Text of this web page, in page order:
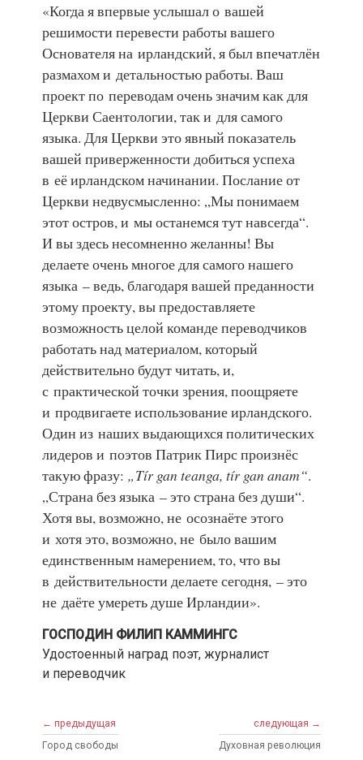
«Когда я впервые услышал о вашей
решимости перевести работы вашего
Основателя на ирландский, я был впечатлён
размахом и детальностью работы. Ваш
проект по переводам очень значим как для
Церкви Саентологии, так и для самого
языка. Для Церкви это явный показатель
вашей приверженности добиться успеха
в её ирландском начинании. Послание от
Церкви недвусмысленно: „Мы понимаем
этот остров, и мы останемся тут навсегда“.
И вы здесь несомненно желанны! Вы
делаете очень многое для самого нашего
языка – ведь, благодаря вашей преданности
этому проекту, вы предоставляете
возможность целой команде переводчиков
работать над материалом, который
действительно будут читать, и,
с практической точки зрения, поощряете
и продвигаете использование ирландского.
Один из наших выдающихся политических
лидеров и поэтов Патрик Пирс произнёс
такую фразу: „Tír gan teanga, tír gan anam“.
„Страна без языка – это страна без души“.
Хотя вы, возможно, не осознаёте этого
и хотя это, возможно, не было вашим
единственным намерением, то, что вы
в действительности делаете сегодня, – это
не даёте умереть душе Ирландии».
ГОСПОДИН ФИЛИП КАММИНГС
Удостоенный наград поэт, журналист
и переводчик
← предыдущая
Город свободы
следующая →
Духовная революция